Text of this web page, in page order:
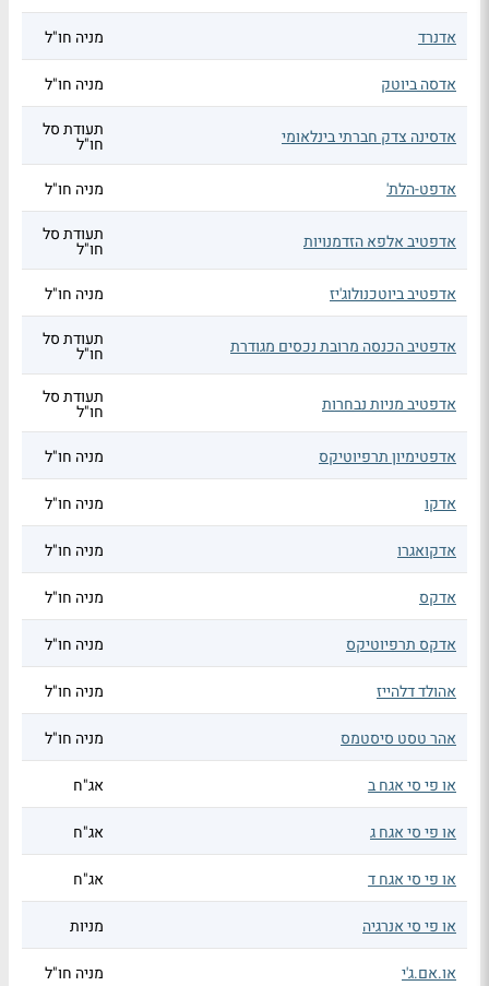
אדנרד מניה חו"ל
אדסה ביוטק מניה חו"ל
אדסינה צדק חברתי בינלאומי תעודת סל
חו"ל
אדפט-הלת'
מניה חו"ל
אדפטיב אלפא הזדמנויות תעודת סל
חו"ל
אדפטיב ביוטכנולוג'יז
מניה חו"ל
אדפטיב הכנסה מרובת נכסים מגודרת תעודת סל
חו"ל
אדפטיב מניות נבחרות תעודת סל
חו"ל
אדפטימיון תרפיוטיקס
מניה חו"ל
אדקו מניה חו"ל
אדקואגרו מניה חו"ל
אדקס מניה חו"ל
אדקס תרפיוטיקס מניה חו"ל
אהולד דלהייז מניה חו"ל
אהר טסט סיסטמס מניה חו"ל
או פי סי אגח ב אג"ח
או פי סי אגח ג אג"ח
או פי סי אגח ד אג"ח
או פי סי אנרגיה מניות
או.אם.ג'י מניה חו"ל